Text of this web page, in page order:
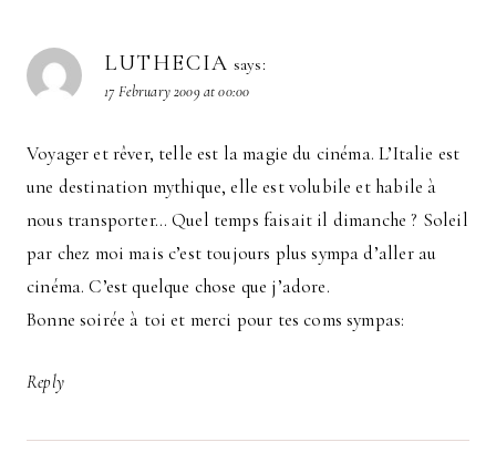
LUTHECIA says:
17 February 2009 at 00:00
Voyager et rêver, telle est la magie du cinéma. L’Italie est
une destination mythique, elle est volubile et habile à
nous transporter… Quel temps faisait il dimanche ? Soleil
par chez moi mais c’est toujours plus sympa d’aller au
cinéma. C’est quelque chose que j’adore.
Bonne soirée à toi et merci pour tes coms sympas:
Reply